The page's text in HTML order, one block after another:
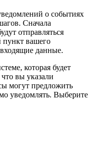
о событиях
Сначала
отправляться
вашего
данные.
которая будет
вы указали
могут предложить
уведомлять. Выберите